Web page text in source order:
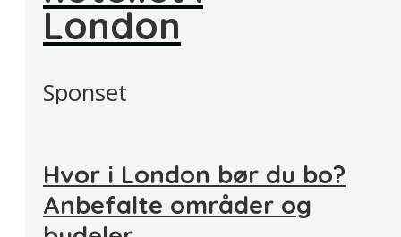
London
Sponset
Hvor i London bør du bo?
Anbefalte områder og